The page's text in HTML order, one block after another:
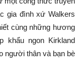
gia đình xứ Walkers
cùng những hương
khẩu ngon Kirkland
người thân và bạn bè